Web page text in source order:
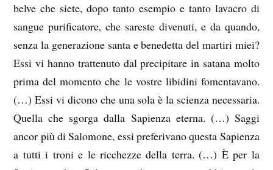
belve che siete, dopo tanto esempio e tanto lavacro di
sangue purificatore, che sareste divenuti, e da quando,
senza la generazione santa e benedetta del martiri miei?
Essi vi hanno trattenuto dal precipitare in satana molto
prima del momento che le vostre libidini fomentavano.
(…) Essi vi dicono che una sola è la scienza necessaria.
Quella che sgorga dalla Sapienza eterna. (…) Saggi
ancor più di Salomone, essi preferivano questa Sapienza
a tutti i troni e le ricchezze della terra. (…) È per la